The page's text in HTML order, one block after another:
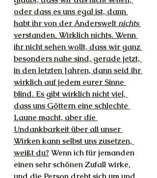
oder dass es uns egal ist, dann
habt ihr von der Anderswelt nichts
verstanden. Wirklich nichts. Wenn
ihr nicht sehen wollt, dass wir ganz
besonders nahe sind, gerade jetzt,
in den letzten Jahren, dann seid ihr
wirklich auf jedem eurer Sinne
blind. Es gibt wirklich nicht viel,
dass uns Göttern eine schlechte
Laune macht, aber die
Undankbarkeit über all unser
Wirken kann selbst uns zusetzen,
weißt du? Wenn ich für jemanden
einen sehr schönen Zufall wirke,